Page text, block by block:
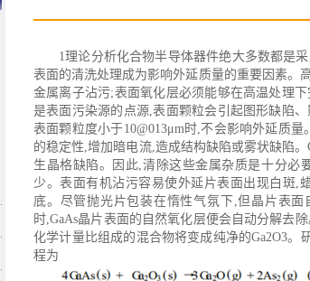
1理论分析化合物半导体器件绝大多数都是
表面的清洗处理成为影响外延质量的重要因素。
金属离子沾污;表面氧化层必须能够在高温处理
是表面污染源的点源,表面颗粒会引起图形缺陷
表面颗粒度小于10@013μm时,不会影响外延质
的稳定性,增加暗电流,造成结构缺陷或雾状缺陷
生晶格缺陷。因此,清除这些金属杂质是十分必
少。表面有机沾污容易使外延片表面出现白斑,
底。尽管抛光片包装在惰性气氛下,但晶片表
时,GaAs晶片表面的自然氧化层便会自动分解去
化学计量比组成的混合物将变成纯净的Ga2O3
程为